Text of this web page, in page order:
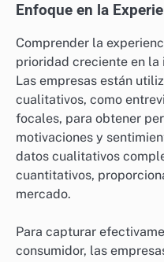
Enfoque en la
Comprender la
prioridad creciente en la
Las empresas están
cualitativos, como
focales, para obtener
motivaciones y
datos cualitativos
cuantitativos,
mercado.
Para capturar
consumidor, las